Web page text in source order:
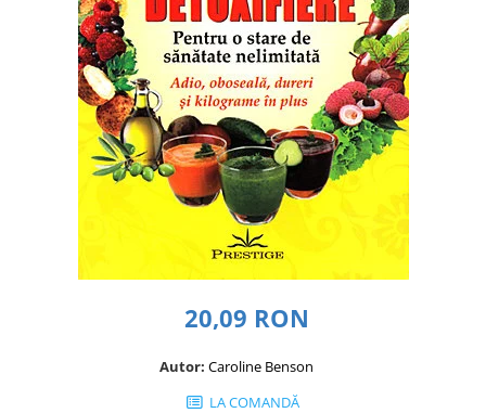
Astrologie
Seria Montauk
Seria Chico Xavier
Seria Helena Blavatsky
20,09 RON
Autor: Caroline Benson
LA COMANDĂ